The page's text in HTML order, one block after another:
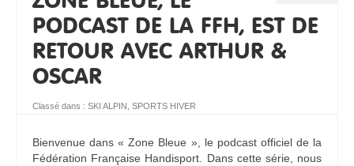
PODCAST DE LA FFH, EST DE
RETOUR AVEC ARTHUR &
OSCAR
Classé dans : SKI ALPIN , SPORTS HIVER
Bienvenue dans « Zone Bleue », le podcast officiel de la
Fédération Française Handisport. Dans cette série, nous